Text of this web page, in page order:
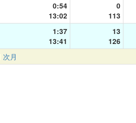
0:54
13:02
0
113
1:37
13:41
13
126
次月